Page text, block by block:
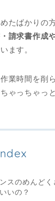
たばかりの
請求書作成
ます。
業時間を削
ゃっちゃっ
スのめんどく
いの？